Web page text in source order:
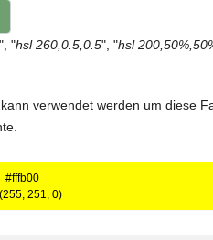
", "hsl 260,0.5,0.5", "hsl
verwendet werden um diese
#fffb00
251, 0)